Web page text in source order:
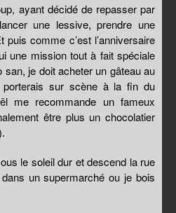
ayant décidé de repasser par
une lessive, prendre une
comme c’est l’anniversaire
une mission tout à fait spéciale
san, je doit acheter un gâteau au
sur scène à la fin du
me recommande un fameux
être plus un chocolatier
le soleil dur et descend la rue
un supermarché ou je bois